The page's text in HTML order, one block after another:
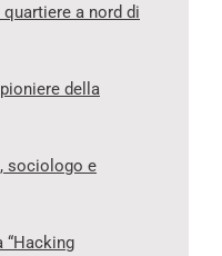
a nord di
della
sociologo e
“Hacking